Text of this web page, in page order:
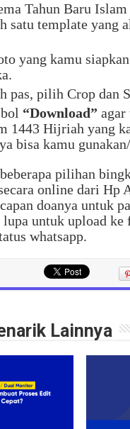
Tahun Baru
satu template yang
yang kamu
pas, pilih Crop dan
“Download” agar
1443 Hijriah yang
bisa kamu
pilihan
online dari Hp
doanya untuk
untuk upload ke
whatsapp.
Lainnya